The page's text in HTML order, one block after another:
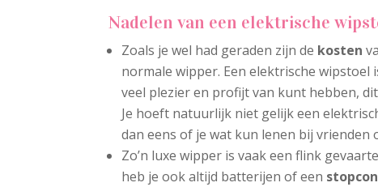
Nadelen van een elektrische
Zoals je wel had geraden zijn de kosten
normale wipper. Een elektrische wipstoel
veel plezier en profijt van kunt hebben,
Je hoeft natuurlijk niet gelijk een
dan eens of je wat kun lenen bij vrienden
Zo’n luxe wipper is vaak een flink
heb je ook altijd batterijen of een